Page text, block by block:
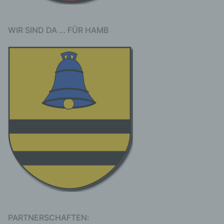
WIR SIND DA … FÜR HAMB
PARTNERSCHAFTEN:
werden.
c) Verarbeitung
Verarbeitung ist jeder mit oder ohne Hilfe
automatisierter Verfahren ausgeführte
Vorgang oder jede solche Vorgangsreihe im
Zusammenhang mit personenbezogenen
Daten wie das Erheben, das Erfassen, die
Auslesen, das Abfragen, die Verwendung,
die Offenlegung durch Übermittlung,
Verbreitung oder eine andere Form der
Bereitstellung, den Abgleich oder die
Verknüpfung, die Einschränkung, das
Löschen oder die Vernichtung.
Einschränkung der Verarbeitung ist die